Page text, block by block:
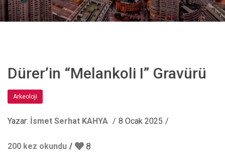
Dürer’in “Melankoli I” Gravürü
Arkeoloji
Yazar: İsmet Serhat KAHYA 8 Ocak 2025
200 kez okundu 8